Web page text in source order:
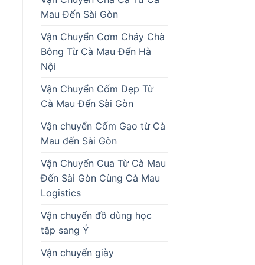
Mau Đến Sài Gòn
Vận Chuyển Cơm Cháy Chà
Bông Từ Cà Mau Đến Hà
Nội
Vận Chuyển Cốm Dẹp Từ
Cà Mau Đến Sài Gòn
Vận chuyển Cốm Gạo từ Cà
Mau đến Sài Gòn
Vận Chuyển Cua Từ Cà Mau
Đến Sài Gòn Cùng Cà Mau
Logistics
Vận chuyển đồ dùng học
tập sang Ý
Vận chuyển giày